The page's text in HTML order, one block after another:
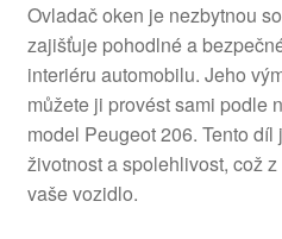
Ovladač oken je nezbytnou
zajišťuje pohodlné a
interiéru automobilu. Jeho
můžete ji provést sami podle
model Peugeot 206. Tento
životnost a spolehlivost, což
vaše vozidlo.